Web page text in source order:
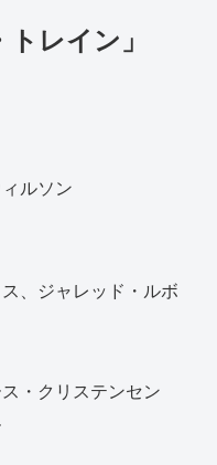
レイン」
ルソン
、ジャレッド・ルボ
・クリステンセン